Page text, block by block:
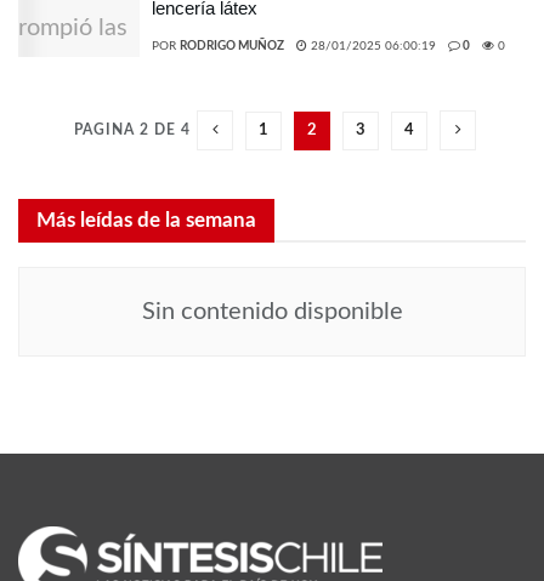
lencería látex
POR RODRIGO MUÑOZ 28/01/2025 06:00:19 0 0
PAGINA 2 DE 4 1 2 3 4
Más leídas de la semana
Sin contenido disponible